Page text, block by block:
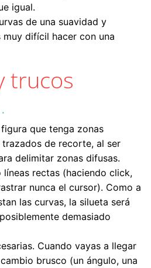
igual.
de una suavidad y
difícil hacer con una
trucos
que tenga zonas
de recorte, al ser
delimitar zonas difusas.
líneas rectas (haciendo click,
nunca el cursor). Como a
las curvas, la silueta será
demasiado
Cuando vayas a llegar
brusco (un ángulo, una